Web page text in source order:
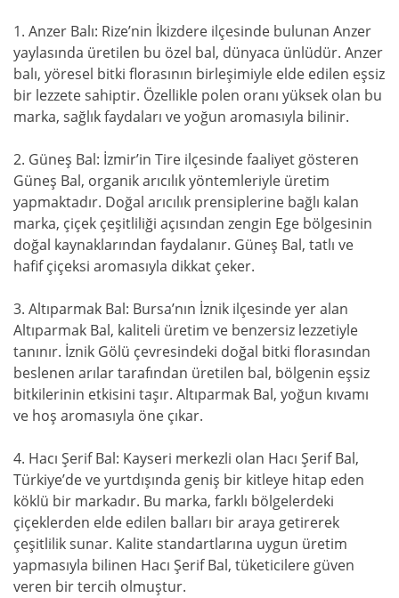
1. Anzer Balı: Rize’nin İkizdere ilçesinde bulunan Anzer
yaylasında üretilen bu özel bal, dünyaca ünlüdür. Anzer
balı, yöresel bitki florasının birleşimiyle elde edilen eşsiz
bir lezzete sahiptir. Özellikle polen oranı yüksek olan bu
marka, sağlık faydaları ve yoğun aromasıyla bilinir.
2. Güneş Bal: İzmir’in Tire ilçesinde faaliyet gösteren
Güneş Bal, organik arıcılık yöntemleriyle üretim
yapmaktadır. Doğal arıcılık prensiplerine bağlı kalan
marka, çiçek çeşitliliği açısından zengin Ege bölgesinin
doğal kaynaklarından faydalanır. Güneş Bal, tatlı ve
hafif çiçeksi aromasıyla dikkat çeker.
3. Altıparmak Bal: Bursa’nın İznik ilçesinde yer alan
Altıparmak Bal, kaliteli üretim ve benzersiz lezzetiyle
tanınır. İznik Gölü çevresindeki doğal bitki florasından
beslenen arılar tarafından üretilen bal, bölgenin eşsiz
bitkilerinin etkisini taşır. Altıparmak Bal, yoğun kıvamı
ve hoş aromasıyla öne çıkar.
4. Hacı Şerif Bal: Kayseri merkezli olan Hacı Şerif Bal,
Türkiye’de ve yurtdışında geniş bir kitleye hitap eden
köklü bir markadır. Bu marka, farklı bölgelerdeki
çiçeklerden elde edilen balları bir araya getirerek
çeşitlilik sunar. Kalite standartlarına uygun üretim
yapmasıyla bilinen Hacı Şerif Bal, tüketicilere güven
veren bir tercih olmuştur.